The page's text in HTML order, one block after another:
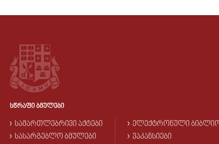
ᲡᲬᲠᲐᲤᲘ ᲑᲛᲣᲚᲔᲑᲘ
ᲡᲐᲛᲐᲠᲗᲚᲔᲑᲠᲘᲕᲘ ᲐᲥᲢᲔᲑᲘ
ᲡᲐᲡᲐᲠᲒᲔᲑᲚᲝ ᲑᲛᲣᲚᲔᲑᲘ
ᲔᲚᲔᲥᲢᲠᲝᲜᲣᲚᲘ
ᲕᲐᲙᲐᲜᲡᲘᲔᲑᲘ